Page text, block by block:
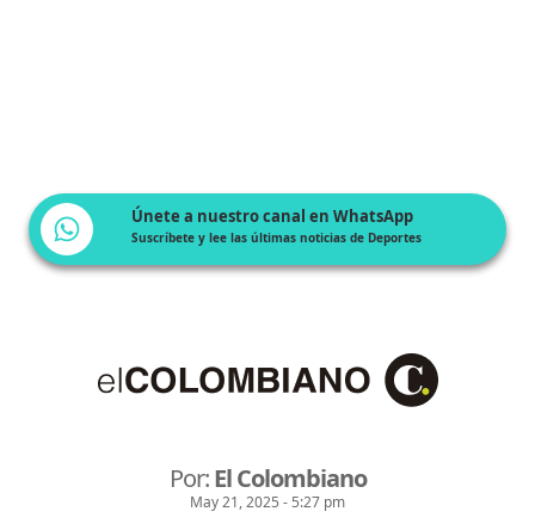
Únete a nuestro canal en WhatsApp
Suscríbete y lee las últimas noticias de Deportes
Por:El Colombiano
May 21, 2025 - 5:27 pm